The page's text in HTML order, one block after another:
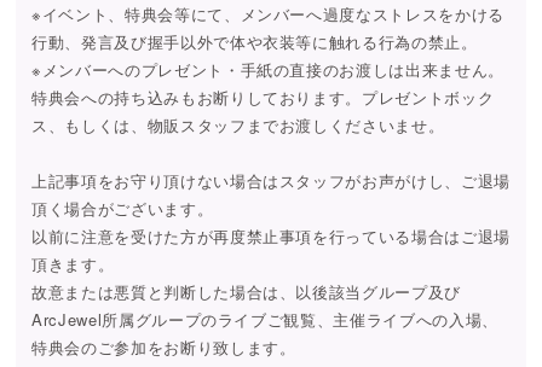
※イベント、特典会等にて、メンバーへ過度なストレスをかける
行動、発言及び握手以外で体や衣装等に触れる行為の禁止。
※メンバーへのプレゼント・手紙の直接のお渡しは出来ません。
特典会への持ち込みもお断りしております。プレゼントボック
ス、もしくは、物販スタッフまでお渡しくださいませ。
上記事項をお守り頂けない場合はスタッフがお声がけし、ご退場
頂く場合がございます。
以前に注意を受けた方が再度禁止事項を行っている場合はご退場
頂きます。
故意または悪質と判断した場合は、以後該当グループ及び
ArcJewel所属グループのライブご観覧、主催ライブへの入場、
特典会のご参加をお断り致します。